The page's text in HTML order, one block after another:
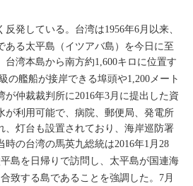
反発している。台湾は1956年6月以来、
ある太平島（イツアバ島）を今日に至
台湾本島から南方約1,600キロに位置す
の艦船が接岸できる埠頭や1,200メート
が仲裁裁判所に2016年3月に提出した資
が利用可能で、病院、郵便局、発電所
、灯台も設置されており、海岸巡防署
時の台湾の馬英九総統は2016年1 月 28
島を日帰りで訪問し、太平島が国連海
致する島であることを強調した。 7月